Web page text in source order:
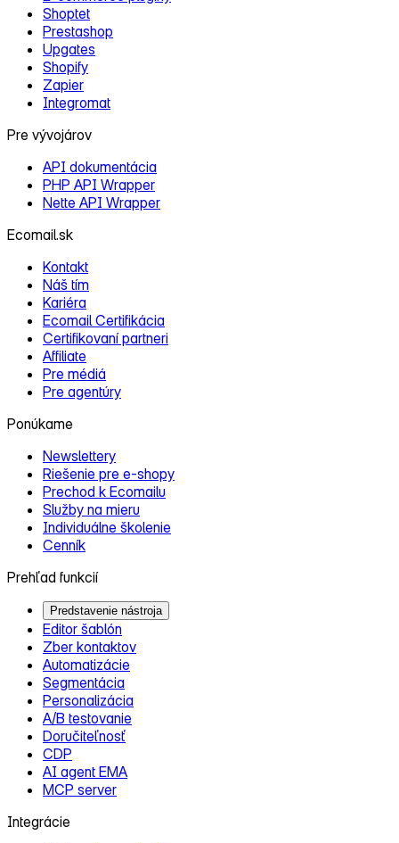
Shoptet
Prestashop
Upgates
Shopify
Zapier
Integromat
Pre vývojárov
API dokumentácia
PHP API Wrapper
Nette API Wrapper
Ecomail.sk
Kontakt
Náš tím
Kariéra
Ecomail Certifikácia
Certifikovaní partneri
Affiliate
Pre médiá
Pre agentúry
Ponúkame
Newslettery
Riešenie pre e‑shopy
Prechod k Ecomailu
Služby na mieru
Individuálne školenie
Cenník
Prehľad funkcií
Predstavenie nástroja
Editor šablón
Zber kontaktov
Automatizácie
Segmentácia
Personalizácia
A/B testovanie
Doručiteľnosť
CDP
AI agent EMA
MCP server
Integrácie